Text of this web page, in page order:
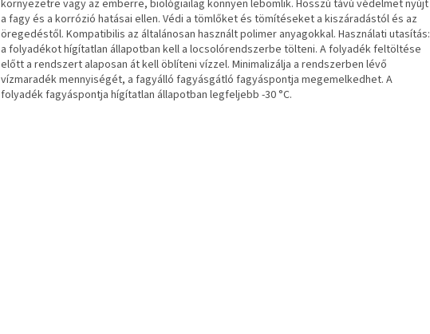
környezetre vagy az emberre, biológiailag könnyen lebomlik. Hosszú távú védelmet nyújt
a fagy és a korrózió hatásai ellen. Védi a tömlőket és tömítéseket a kiszáradástól és az
öregedéstől. Kompatibilis az általánosan használt polimer anyagokkal. Használati utasítás:
a folyadékot hígítatlan állapotban kell a locsolórendszerbe tölteni. A folyadék feltöltése
előtt a rendszert alaposan át kell öblíteni vízzel. Minimalizálja a rendszerben lévő
vízmaradék mennyiségét, a fagyálló fagyásgátló fagyáspontja megemelkedhet. A
folyadék fagyáspontja hígítatlan állapotban legfeljebb -30 °C.